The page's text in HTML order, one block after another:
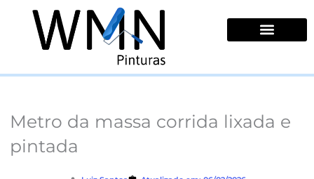
conteúdo
Metro da massa corrida lixada e
pintada